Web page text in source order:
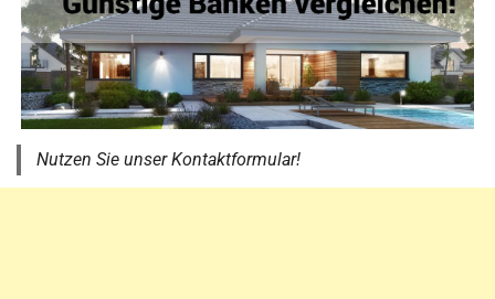
Nutzen Sie unser Kontaktformular!